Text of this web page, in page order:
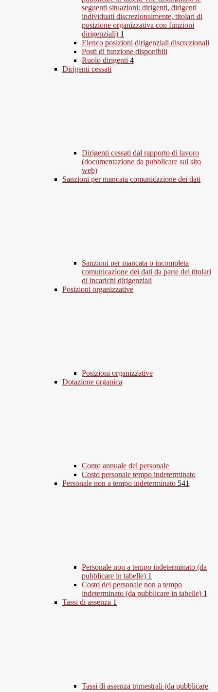
seguenti situazioni: dirigenti, dirigenti
individuati discrezionalmente, titolari di
posizione organizzativa con funzioni
dirigenziali) 1
Elenco posizioni dirigenziali discrezionali
Posti di funzione disponibili
Ruolo dirigenti 4
Dirigenti cessati
Dirigenti cessati dal rapporto di lavoro
(documentazione da pubblicare sul sito
web)
Sanzioni per mancata comunicazione dei dati
Sanzioni per mancata o incompleta
comunicazione dei dati da parte dei titolari
di incarichi dirigenziali
Posizioni organizzative
Posizioni organizzative
Dotazione organica
Conto annuale del personale
Costo personale tempo indeterminato
Personale non a tempo indeterminato 541
Personale non a tempo indeterminato (da
pubblicare in tabelle) 1
Costo del personale non a tempo
indeterminato (da pubblicare in tabelle) 1
Tassi di assenza 1
Tassi di assenza trimestrali (da pubblicare